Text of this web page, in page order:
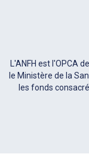
L'ANFH est l'OPCA
le Ministère de la
les fonds